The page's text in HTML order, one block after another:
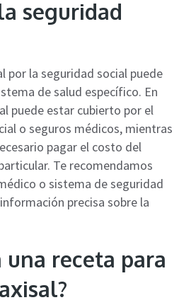
seguridad
por la seguridad social puede
de salud específico. En
puede estar cubierto por el
o seguros médicos, mientras
pagar el costo del
Te recomendamos
o sistema de seguridad
precisa sobre la
una receta para